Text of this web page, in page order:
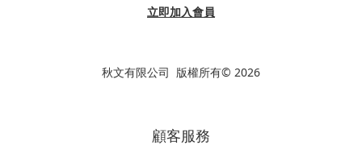
立即加入會員
秋文有限公司 版權所有© 2026
顧客服務